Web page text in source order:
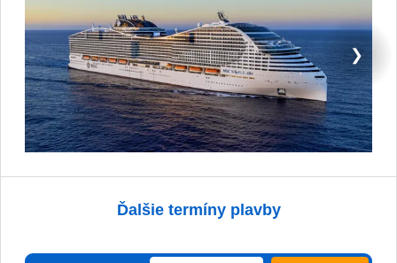
❯
Ďalšie termíny plavby